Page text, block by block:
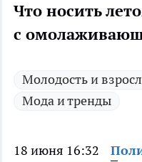
Что носить
с
Молодость и
Мода и тренды
18 июня 16:32